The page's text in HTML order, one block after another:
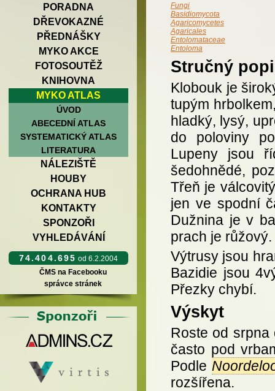
PORADNA
DŘEVOKAZNÉ
PŘEDNÁŠKY
MYKO AKCE
FOTOSOUTĚŽ
KNIHOVNA
MYKO ATLAS
ÚVOD
ABECEDNÍ ATLAS
SYSTEMATICKÝ ATLAS
LITERATURA
NÁLEZIŠTĚ
HOUBY
OCHRANA HUB
KONTAKTY
SPONZOŘI
VYHLEDÁVÁNÍ
74.404.695 od 6.2.2004
ČMS na Facebooku
správce stránek
Fungi
Basidiomycota
Agaricomycetes
Agaricales
Entolomataceae
Entoloma
Stručný
Klobouk je
tupým
hladký, lysý,
do poloviny
Lupeny jsou
šedohnědé,
Třeň je
jen ve spodní
Dužnina je v
prach je růžový.
Výtrusy jsou
Bazidie jsou
Přezky chybí.
Výskyt
Roste od
často pod
Podle
rozšířena.